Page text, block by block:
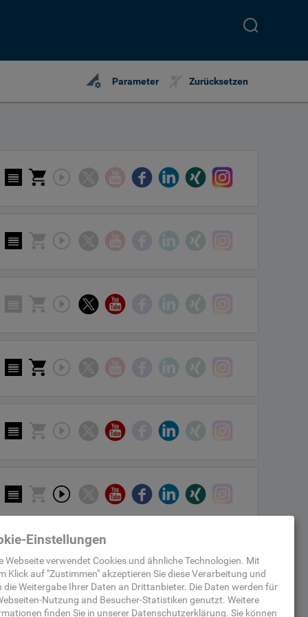
perm_data_setting Parameter Zurücksetzen
Einstellungen
Webseite verwendet Cookies und ähnliche Technologien. Mit
Klick auf "Zustimmen" akzeptieren Sie diese Verarbeitung und
die Weitergabe Ihrer Daten an Drittanbieter. Die Daten werden für
Nutzung and Besucher-Statistiken genutzt. Weitere
finden Sie in unserer Datenschutzerklärung. Sie können